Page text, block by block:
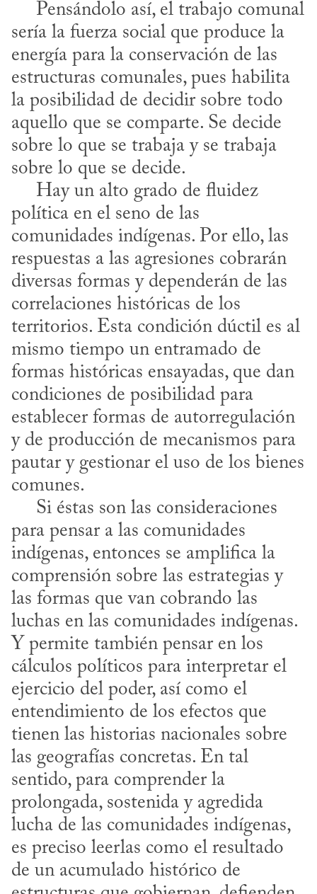
sería la fuerza social que produce la
energía para la conservación de las
estructuras comunales, pues habilita
la posibilidad de decidir sobre todo
aquello que se comparte. Se decide
sobre lo que se trabaja y se trabaja
sobre lo que se decide.
política en el seno de las
comunidades indígenas. Por ello, las
respuestas a las agresiones cobrarán
diversas formas y dependerán de las
correlaciones históricas de los
territorios. Esta condición dúctil es al
mismo tiempo un entramado de
formas históricas ensayadas, que dan
condiciones de posibilidad para
establecer formas de autorregulación
y de producción de mecanismos para
pautar y gestionar el uso de los bienes
comunes.
para pensar a las comunidades
indígenas, entonces se amplifica la
comprensión sobre las estrategias y
las formas que van cobrando las
luchas en las comunidades indígenas.
Y permite también pensar en los
cálculos políticos para interpretar el
ejercicio del poder, así como el
entendimiento de los efectos que
tienen las historias nacionales sobre
las geografías concretas. En tal
sentido, para comprender la
prolongada, sostenida y agredida
lucha de las comunidades indígenas,
es preciso leerlas como el resultado
de un acumulado histórico de